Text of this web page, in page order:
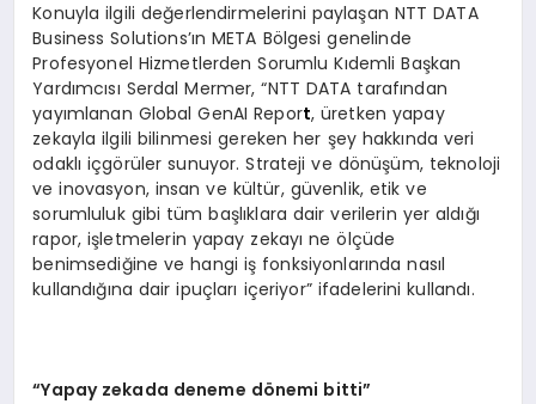
Konuyla ilgili değerlendirmelerini paylaşan NTT DATA
Business Solutions’ın META Bölgesi genelinde
Profesyonel Hizmetlerden Sorumlu Kıdemli Başkan
Yardımcısı Serdal Mermer, “NTT DATA tarafından
yayımlanan Global GenAI Report, üretken yapay
zekayla ilgili bilinmesi gereken her şey hakkında veri
odaklı içgörüler sunuyor. Strateji ve dönüşüm, teknoloji
ve inovasyon, insan ve kültür, güvenlik, etik ve
sorumluluk gibi tüm başlıklara dair verilerin yer aldığı
rapor, işletmelerin yapay zekayı ne ölçüde
benimsediğine ve hangi iş fonksiyonlarında nasıl
kullandığına dair ipuçları içeriyor” ifadelerini kullandı.
“Yapay zekada deneme dönemi bitti”